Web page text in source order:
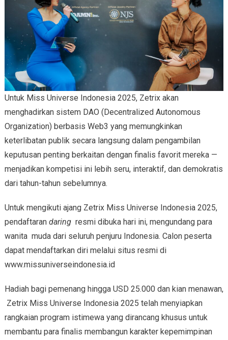
Untuk Miss Universe Indonesia 2025, Zetrix akan
menghadirkan sistem DAO (Decentralized Autonomous
Organization) berbasis Web3 yang memungkinkan
keterlibatan publik secara langsung dalam pengambilan
keputusan penting berkaitan dengan finalis favorit mereka —
menjadikan kompetisi ini lebih seru, interaktif, dan demokratis
dari tahun-tahun sebelumnya.
Untuk mengikuti ajang Zetrix Miss Universe Indonesia 2025,
pendaftaran daring resmi dibuka hari ini, mengundang para
wanita muda dari seluruh penjuru Indonesia. Calon peserta
dapat mendaftarkan diri melalui situs resmi di
www.missuniverseindonesia.id
Hadiah bagi pemenang hingga USD 25.000 dan kian menawan,
Zetrix Miss Universe Indonesia 2025 telah menyiapkan
rangkaian program istimewa yang dirancang khusus untuk
membantu para finalis membangun karakter kepemimpinan